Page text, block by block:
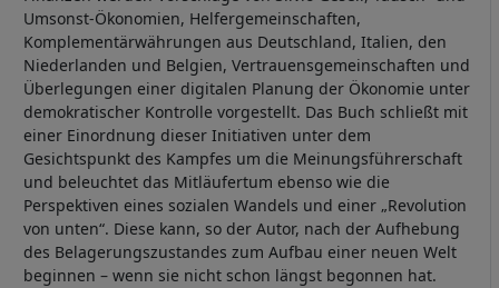
Umsonst-Ökonomien, Helfergemeinschaften,
Komplementärwährungen aus Deutschland, Italien, den
Niederlanden und Belgien, Vertrauensgemeinschaften und
Überlegungen einer digitalen Planung der Ökonomie unter
demokratischer Kontrolle vorgestellt. Das Buch schließt mit
einer Einordnung dieser Initiativen unter dem
Gesichtspunkt des Kampfes um die Meinungsführerschaft
und beleuchtet das Mitläufertum ebenso wie die
Perspektiven eines sozialen Wandels und einer „Revolution
von unten“. Diese kann, so der Autor, nach der Aufhebung
des Belagerungszustandes zum Aufbau einer neuen Welt
beginnen – wenn sie nicht schon längst begonnen hat.